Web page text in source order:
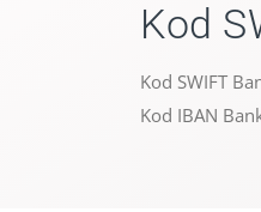
Kod
Kod SWIFT
Kod IBAN